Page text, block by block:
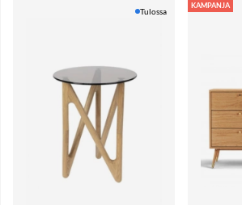
Tulossa
KAMPANJA